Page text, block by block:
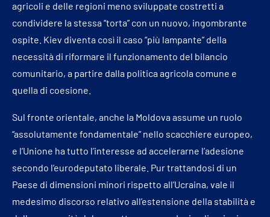
agricoli e delle regioni meno sviluppate costretti a
condividere la stessa “torta” con un nuovo, ingombrante
ospite. Kiev diventa così il caso “più lampante” della
necessità di riformare il funzionamento del bilancio
comunitario, a partire dalla politica agricola comune e
quella di coesione.
Sul fronte orientale, anche la Moldova assume un ruolo
“assolutamente fondamentale” nello scacchiere europeo,
e l’Unione ha tutto l’interesse ad accelerarne l’adesione
secondo l’eurodeputato liberale. Pur trattandosi di un
Paese di dimensioni minori rispetto all’Ucraina, vale il
medesimo discorso relativo all’estensione della stabilità e